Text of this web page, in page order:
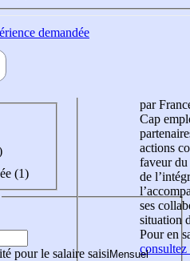
demandée
(1)
pour le salaire saisi
par
Cap
actions
faveur du
de
ses
situation
Pour en